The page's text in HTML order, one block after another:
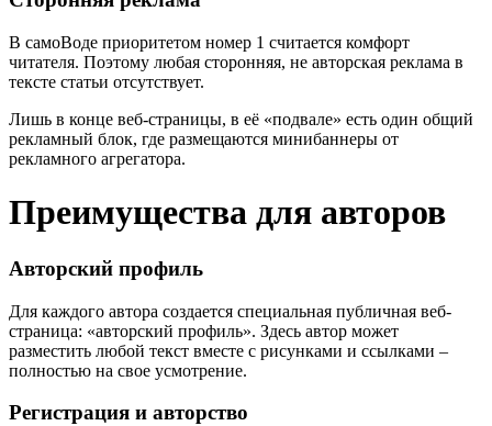
В самоВоде приоритетом номер 1 считается комфорт
читателя. Поэтому любая сторонняя, не авторская реклама в
тексте статьи отсутствует.
Лишь в конце веб-страницы, в её «подвале» есть один общий
рекламный блок, где размещаются минибаннеры от
рекламного агрегатора.
Преимущества для авторов
Авторский профиль
Для каждого автора создается специальная публичная веб-
страница: «авторский профиль». Здесь автор может
разместить любой текст вместе с рисунками и ссылками –
полностью на свое усмотрение.
Регистрация и авторство